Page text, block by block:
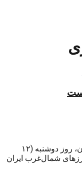
حسین اشتری، فرمانده نیروی انتظامی ایران، روز دوشنبه (۱۲
شمال‌غرب ایران